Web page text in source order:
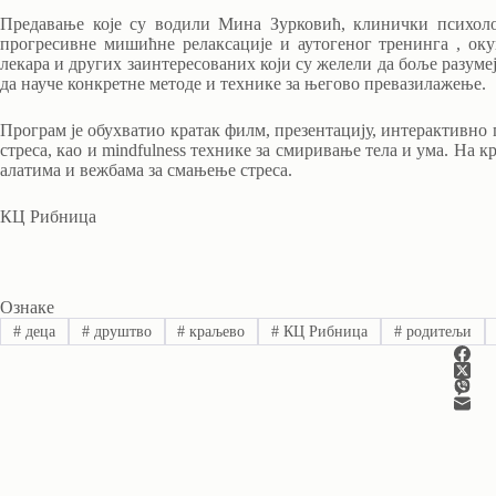
Предавање које су водили Мина Зурковић, клинички
прогресивне мишићне релаксације и аутогеног тренинга ,
лекара и других заинтересованих који су желели да боље
да науче конкретне методе и технике за његово превазилажење.
Програм је обухватио кратак филм, презентацију,
стреса, као и mindfulness технике за смиривање тела и ума. На
алатима и вежбама за смањење стреса.
КЦ Рибница
Ознаке
#деца #друштво # краљево # КЦ Рибница # родитељи